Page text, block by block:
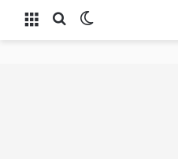
القائمة بحث عن